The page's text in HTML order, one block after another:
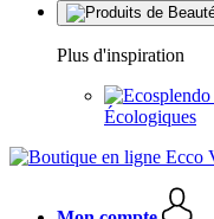
Plus d'inspiration
Écologiques